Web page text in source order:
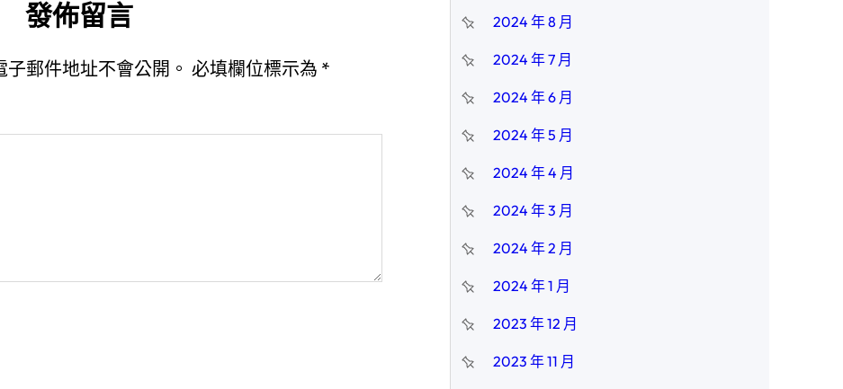
發佈留言
郵件地址不會公開。 必填欄位標示為 *
2024 年 8 月
2024 年 7 月
2024 年 6 月
2024 年 5 月
2024 年 4 月
2024 年 3 月
2024 年 2 月
2024 年 1 月
2023 年 12 月
2023 年 11 月